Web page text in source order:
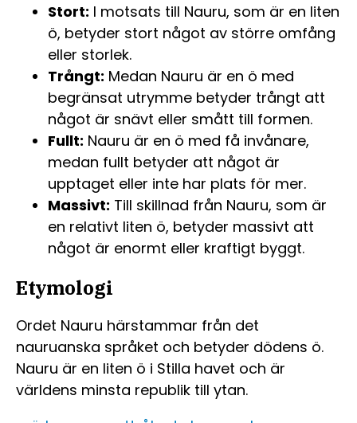
Stort: I motsats till Nauru, som är en liten
ö, betyder stort något av större omfång
eller storlek.
Trångt: Medan Nauru är en ö med
begränsat utrymme betyder trångt att
något är snävt eller smått till formen.
Fullt: Nauru är en ö med få invånare,
medan fullt betyder att något är
upptaget eller inte har plats för mer.
Massivt: Till skillnad från Nauru, som är
en relativt liten ö, betyder massivt att
något är enormt eller kraftigt byggt.
Etymologi
Ordet Nauru härstammar från det
nauruanska språket och betyder dödens ö.
Nauru är en liten ö i Stilla havet och är
världens minsta republik till ytan.